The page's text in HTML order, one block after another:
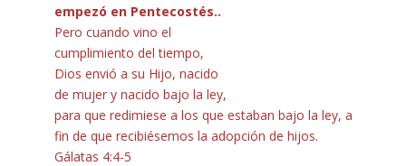
empezó en Pentecostés..
Pero cuando vino el
cumplimiento del tiempo,
Dios envió a su Hijo, nacido
de mujer y nacido bajo la ley,
para que redimiese a los que estaban bajo la ley, a
fin de que recibiésemos la adopción de hijos.
Gálatas 4:4-5